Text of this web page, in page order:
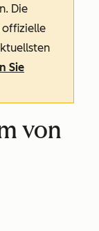
Die
offizielle
Sie
von